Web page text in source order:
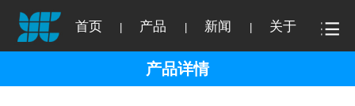
首页 产品 新闻 关于
产品详情